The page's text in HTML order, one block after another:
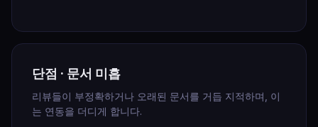
단점 · 문서 미흡
리뷰들이 부정확하거나 오래된 문서를 거듭 지적하며, 이
는 연동을 더디게 합니다.